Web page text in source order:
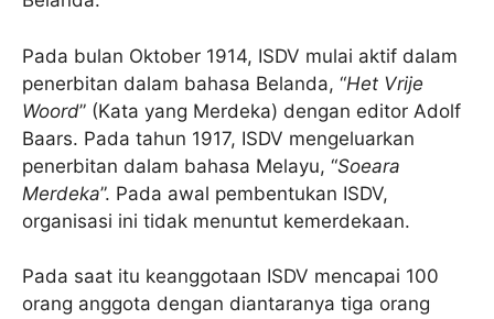
Pada bulan Oktober 1914, ISDV mulai aktif dalam
penerbitan dalam bahasa Belanda, “Het Vrije
Woord” (Kata yang Merdeka) dengan editor Adolf
Baars. Pada tahun 1917, ISDV mengeluarkan
penerbitan dalam bahasa Melayu, “Soeara
Merdeka”. Pada awal pembentukan ISDV,
organisasi ini tidak menuntut kemerdekaan.
Pada saat itu keanggotaan ISDV mencapai 100
orang anggota dengan diantaranya tiga orang